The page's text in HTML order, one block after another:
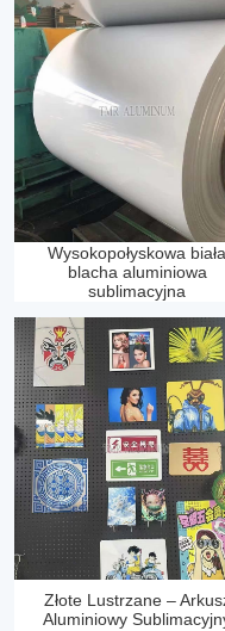
Wysokopołyskowa biała
blacha aluminiowa
sublimacyjna
Złote Lustrzane –
Aluminiowy